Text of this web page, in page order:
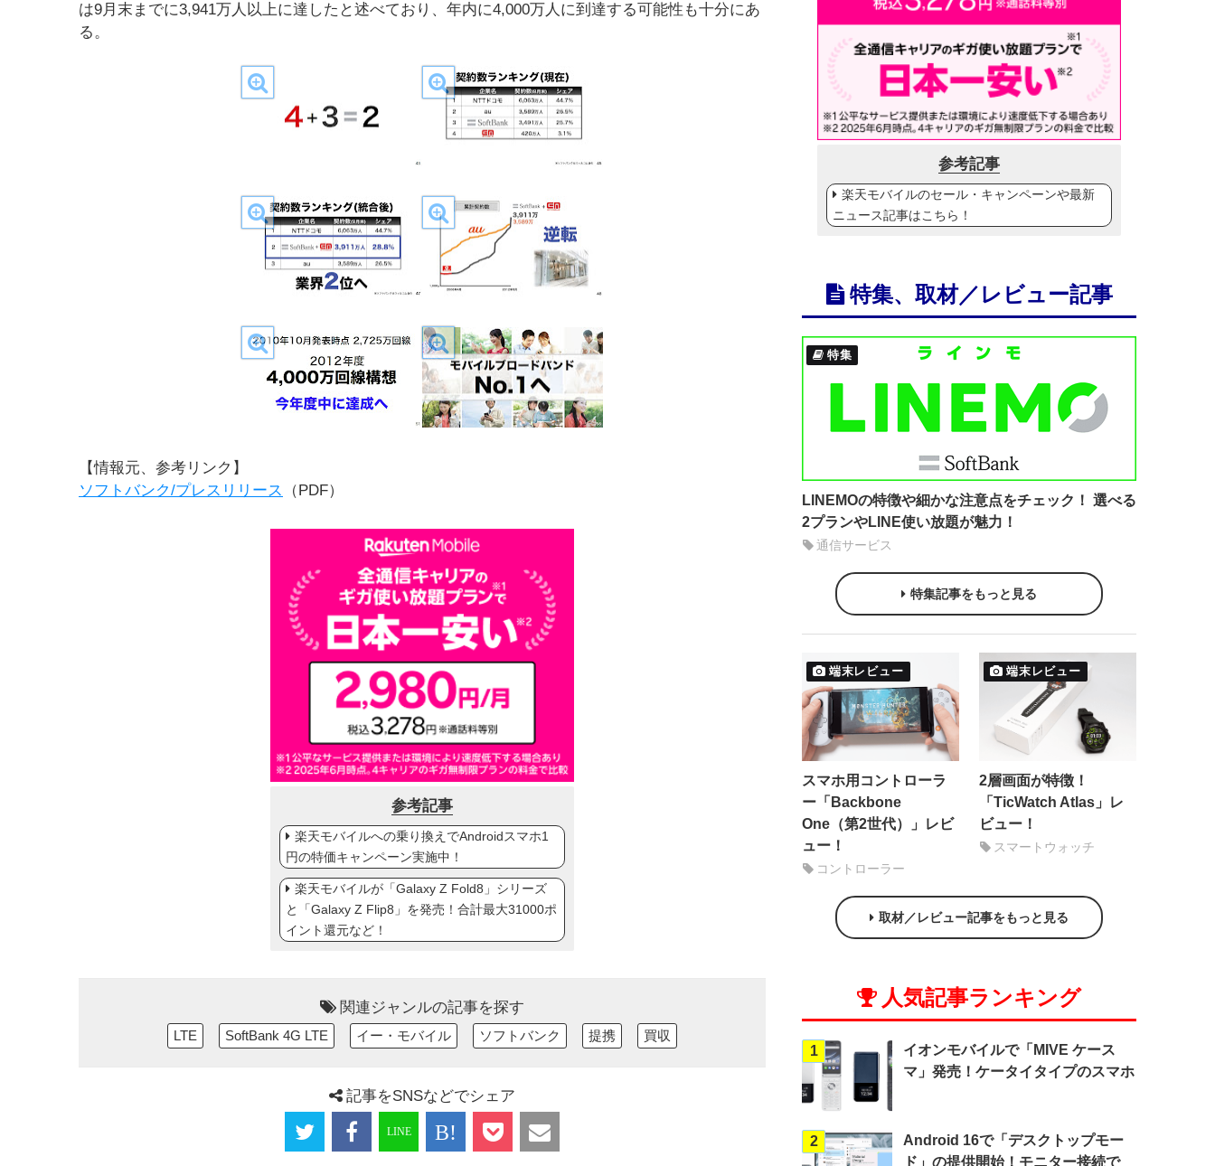
は9月末までに3,941万人以上に達したと述べており、年内に4,000万人に到達する可能性も十分にあ
る。
【情報元、参考リンク】
ソフトバンク/プレスリリース
（PDF）
参考記事
楽天モバイルへの乗り換えでAndroidスマホ1
円の特価キャンペーン実施中！
楽天モバイルが「Galaxy Z Fold8」シリーズ
と「Galaxy Z Flip8」を発売！合計最大31000ポ
イント還元など！
関連ジャンルの記事を探す
LTE SoftBank 4G LTE イー・モバイル ソフトバンク 提携 買収
記事をSNSなどでシェア
参考記事
楽天モバイルのセール・キャンペーンや最新
ニュース記事はこちら！
特集、取材／レビュー記事
特集
LINEMOの特徴や細かな注意点をチェック！ 選べる
2プランやLINE使い放題が魅力！
通信サービス
特集記事をもっと見る
端末レビュー
スマホ用コントローラ
ー「Backbone
One（第2世代）」レビ
ュー！
コントローラー
端末レビュー
2層画面が特徴！
「TicWatch Atlas」レ
ビュー！
スマートウォッチ
取材／レビュー記事をもっと見る
人気記事ランキング
1
イオンモバイルで「MIVE ケース
マ」発売！ケータイタイプのスマホ
2
Android 16で「デスクトップモー
ド」の提供開始！モニター接続で